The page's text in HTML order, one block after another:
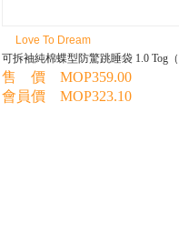
Love To Dream
可拆袖純棉蝶型防驚跳睡袋 1.0 Tog
售 價 MOP359.00
會員價 MOP323.10